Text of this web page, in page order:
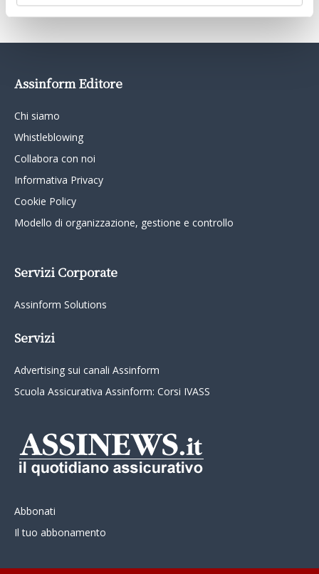
Assinform Editore
Chi siamo
Whistleblowing
Collabora con noi
Informativa Privacy
Cookie Policy
Modello di organizzazione, gestione e controllo
Servizi Corporate
Assinform Solutions
Servizi
Advertising sui canali Assinform
Scuola Assicurativa Assinform: Corsi IVASS
Abbonati
Il tuo abbonamento